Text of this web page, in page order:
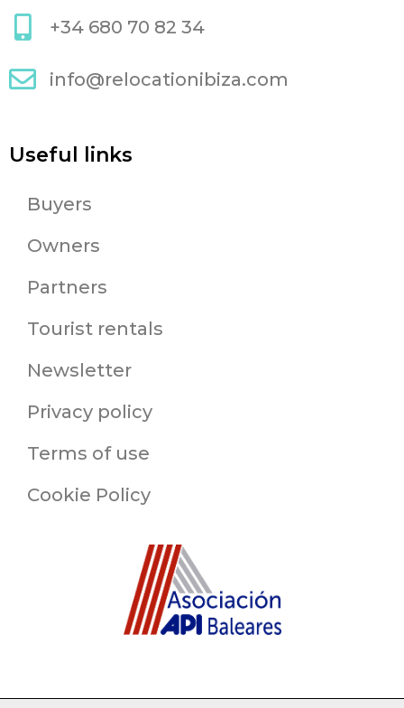
+34 680 70 82 34
info@relocationibiza.com
Useful links
Buyers
Owners
Partners
Tourist rentals
Newsletter
Privacy policy
Terms of use
Cookie Policy